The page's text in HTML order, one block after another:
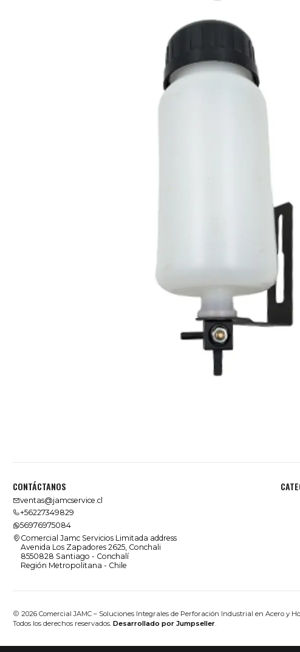
CONTÁCTANOS
ventas@jamcservice.cl
+56227349829
56976975084
Comercial Jamc Servicios Limitada address
Avenida Los Zapadores 2625, Conchali
8550828 Santiago - Conchalí
Región Metropolitana - Chile
2026 Comercial JAMC – Soluciones Integrales de Perforación Industrial en Acero y
Todos los derechos reservados. Desarrollado por Jumpseller.